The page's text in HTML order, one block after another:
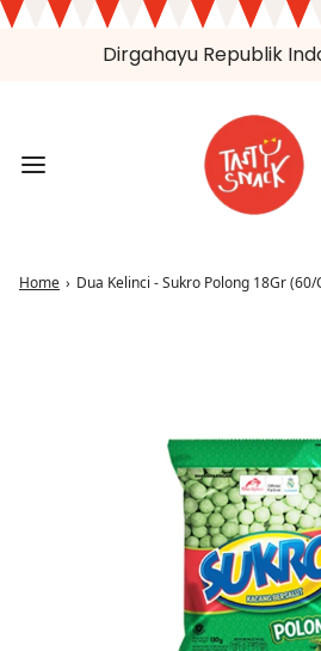
Dirgahayu Republik
Home › Dua Kelinci - Sukro Polong 18Gr (60/